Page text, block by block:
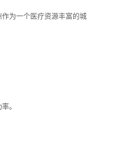
为一个医疗资源丰富的城
。